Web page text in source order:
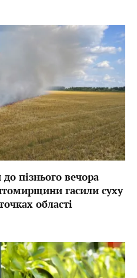
пізнього вечора
гасили суху
області